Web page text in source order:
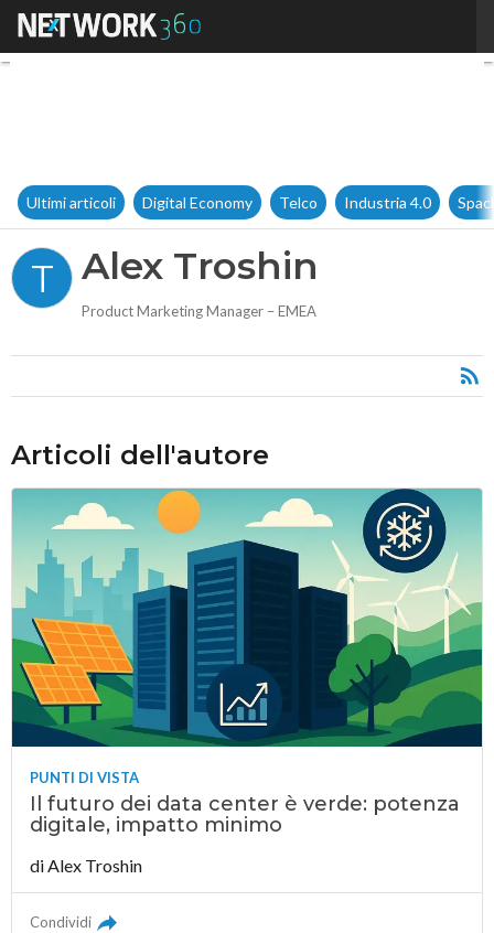
Alex Troshin
Ultimi articoli Digital Economy Telco Industria 4.0
T Alex Troshin
Product Marketing Manager – EMEA
Articoli dell'autore
PUNTI DI VISTA
Il futuro dei data center è verde: potenza
digitale, impatto minimo
diAlex Troshin
Condividi